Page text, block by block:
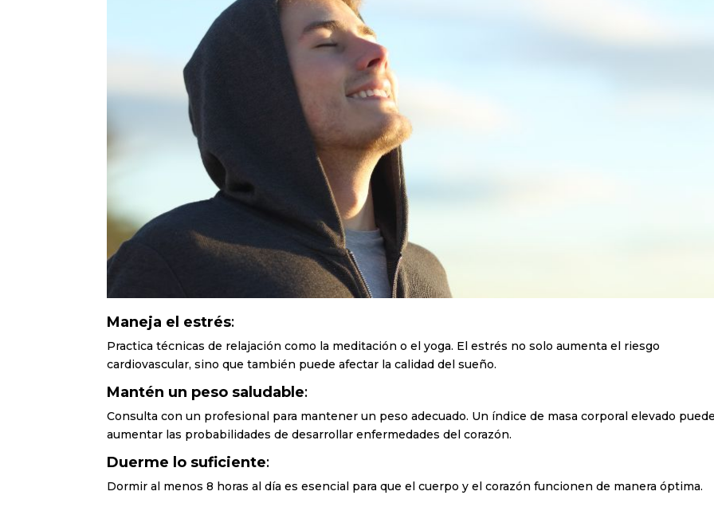
Maneja el estrés:
Practica técnicas de relajación como la meditación o el yoga. El estrés no solo aumenta el riesgo
cardiovascular, sino que también puede afectar la calidad del sueño.
Mantén un peso saludable:
Consulta con un profesional para mantener un peso adecuado. Un índice de masa corporal elevado
aumentar las probabilidades de desarrollar enfermedades del corazón.
Duerme lo suficiente:
Dormir al menos 8 horas al día es esencial para que el cuerpo y el corazón funcionen de manera óptima.